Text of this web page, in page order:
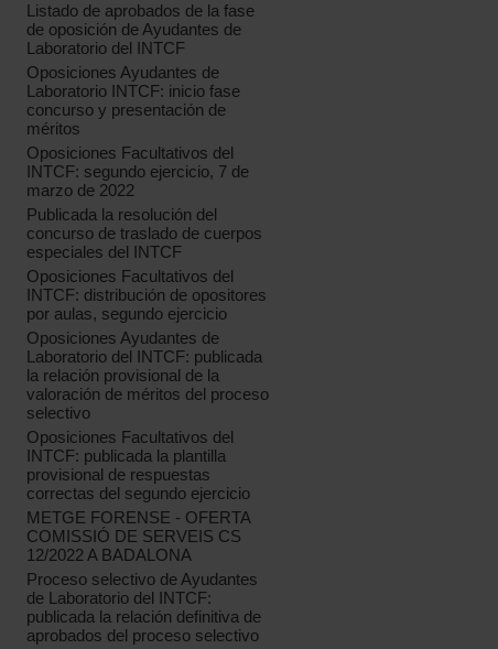
Listado de aprobados de la fase
de oposición de Ayudantes de
Laboratorio del INTCF
Oposiciones Ayudantes de
Laboratorio INTCF: inicio fase
concurso y presentación de
méritos
Oposiciones Facultativos del
INTCF: segundo ejercicio, 7 de
marzo de 2022
Publicada la resolución del
concurso de traslado de cuerpos
especiales del INTCF
Oposiciones Facultativos del
INTCF: distribución de opositores
por aulas, segundo ejercicio
Oposiciones Ayudantes de
Laboratorio del INTCF: publicada
la relación provisional de la
valoración de méritos del proceso
selectivo
Oposiciones Facultativos del
INTCF: publicada la plantilla
provisional de respuestas
correctas del segundo ejercicio
METGE FORENSE - OFERTA
COMISSIÓ DE SERVEIS CS
12/2022 A BADALONA
Proceso selectivo de Ayudantes
de Laboratorio del INTCF:
publicada la relación definitiva de
aprobados del proceso selectivo